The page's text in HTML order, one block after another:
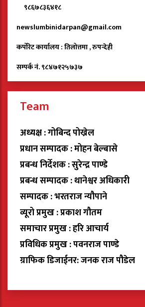
९८६७८३६४१८
newslumbinidarpan@gmail.com
कर्पोरेट कार्यालय : तिलोत्तमा , रुपन्देही
सम्पर्क नं. ९८४७१२५७३७
Team
अध्यक्ष : गोबिन्द पोख्रेल
प्रधान सम्पादक : मोहन बेल्बासे
प्रबन्ध निर्देशक : सुरेन्द्र पाण्डे
प्रबन्ध सम्पादक : थानेश्वर अधिकारी
सम्पादक : भरतराज न्यौपाने
व्यूरो प्रमुख : प्रकाश गौतम
समाचार प्रमुख : हरि आचार्य
प्रविधिक प्रमुख : पवनराज पाण्डे
ग्राफिक डिजाईनर: जनक राज पौडेल